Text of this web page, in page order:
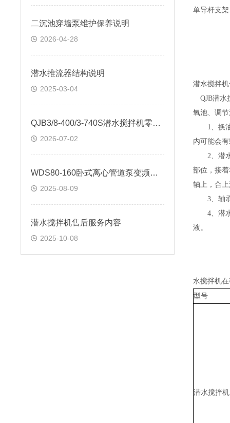
二沉池穿墙泵维护保养说明
2026-04-28
潜水推流器结构说明
2025-03-04
QJB3/8-400/3-740S潜水搅拌机零配件技术要求
2026-07-02
WDS80-160卧式离心管道泵变频电机
2025-08-09
潜水搅拌机售后服务内容
2025-10-08
单导杆支
潜水搅拌
QJB潜
氧池、调
1、换
内可能会
2、潜
部位，接
轴上，合
3、轴
4、潜
液。
水搅拌机
型号
潜水搅拌机